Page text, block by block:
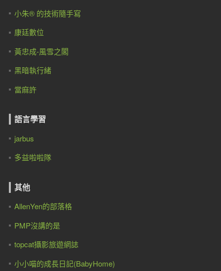
小朱® 的技術隨手寫
康廷數位
黃忠成-風雪之閣
黑暗執行緒
當麻許
語言學習
jarbus
多益啦啦隊
其他
AllenYen的部落格
PMP沒講的是
topcat攝影旅遊網誌
小小喵的成長日記(BabyHome)